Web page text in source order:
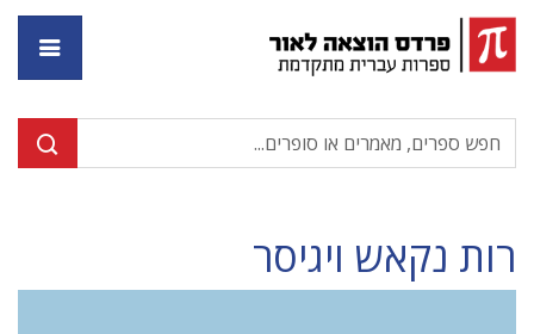
רות נקאש ויגיסר